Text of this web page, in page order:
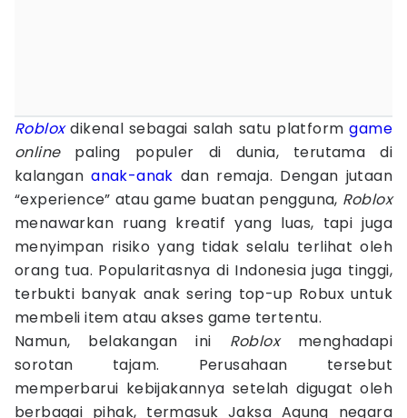
Robloxdikenal sebagai salah satu platformgame
onlinepaling populer di dunia, terutama di
kalangananak-anak dan remaja. Dengan jutaan
“experience” atau game buatan pengguna, Roblox
menawarkan ruang kreatif yang luas, tapi juga
menyimpan risiko yang tidak selalu terlihat oleh
orang tua. Popularitasnya di Indonesia juga tinggi,
terbukti banyak anak sering top-up Robux untuk
membeli item atau akses game tertentu.
Namun, belakangan ini Robloxmenghadapi
sorotan tajam. Perusahaan tersebut
memperbarui kebijakannya setelah digugat oleh
berbagai pihak, termasuk Jaksa Agung negara